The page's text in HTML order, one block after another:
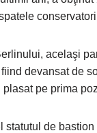
acelaşi
devansat de
pe prima
statutul de